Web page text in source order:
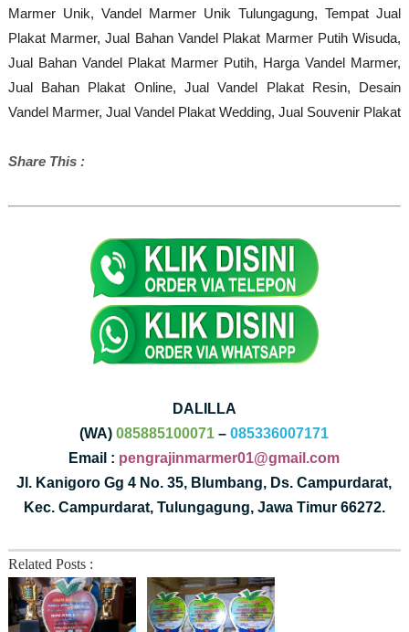
Marmer Unik, Vandel Marmer Unik Tulungagung, Tempat Jual
Plakat Marmer, Jual Bahan Vandel Plakat Marmer Putih Wisuda,
Jual Bahan Vandel Plakat Marmer Putih, Harga Vandel Marmer,
Jual Bahan Plakat Online, Jual Vandel Plakat Resin,
Desain
Vandel Marmer, Jual Vandel Plakat Wedding, Jual Souvenir Plakat
Share This :
DALILLA
(WA)085885100071 –085336007171
Email : pengrajinmarmer01@gmail.com
Jl. Kanigoro Gg 4 No. 35, Blumbang, Ds. Campurdarat,
Kec. Campurdarat, Tulungagung, Jawa Timur 66272.
Related Posts :